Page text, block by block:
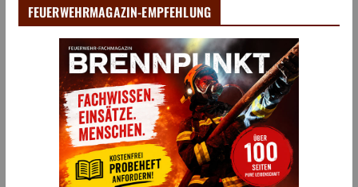
FEUERWEHRMAGAZIN-EMPFEHLUNG